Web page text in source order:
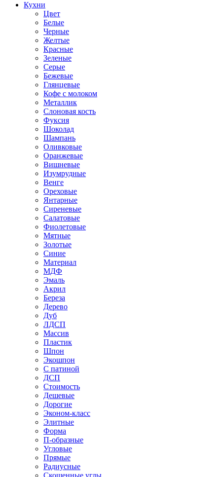
Кухни
Цвет
Белые
Черные
Желтые
Красные
Зеленые
Серые
Бежевые
Глянцевые
Кофе с молоком
Металлик
Слоновая кость
Фуксия
Шоколад
Шампань
Оливковые
Оранжевые
Вишневые
Изумрудные
Венге
Ореховые
Янтарные
Сиреневые
Салатовые
Фиолетовые
Мятные
Золотые
Синие
Материал
МДФ
Эмаль
Акрил
Береза
Дерево
Дуб
ЛДСП
Массив
Пластик
Шпон
Экошпон
С патиной
ДСП
Стоимость
Дешевые
Дорогие
Эконом-класс
Элитные
Форма
П-образные
Угловые
Прямые
Радиусные
Скошенные углы